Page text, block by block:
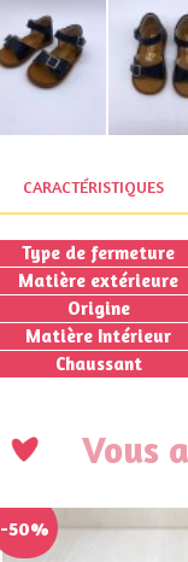
CARACTÉRISTIQUES
Type de fermeture
Matière extérieure
Origine
Matière Intérieur
Chaussant
Vous
-50%